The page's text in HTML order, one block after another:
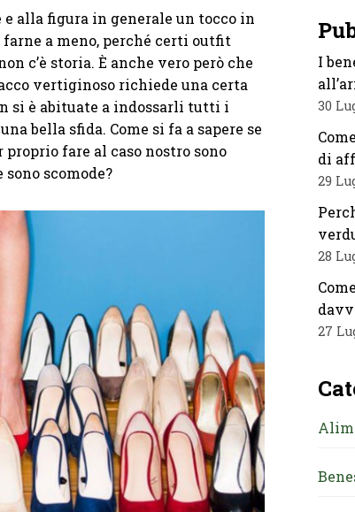
alla figura in generale un tocco in
a meno, perché certi outfit
c’è storia. È anche vero però che
vertiginoso richiede una certa
si è abituate a indossarli tutti i
bella sfida. Come si fa a sapere se
fare al caso nostro sono
sono scomode?
I
30
di
29
28
27